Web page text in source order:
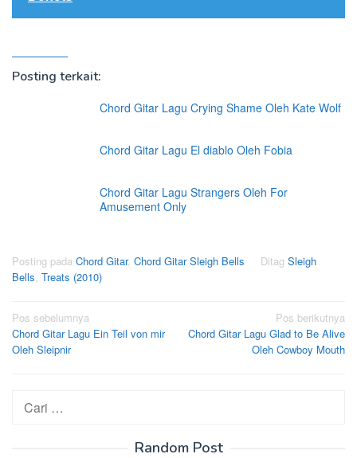
Posting terkait:
Chord Gitar Lagu Crying Shame Oleh Kate Wolf
Chord Gitar Lagu El diablo Oleh Fobia
Chord Gitar Lagu Strangers Oleh For
Amusement Only
Posting pada Chord Gitar, Chord Gitar Sleigh Bells Ditag Sleigh
Bells, Treats (2010)
Navigasi
pos
Pos sebelumnya
Chord Gitar Lagu Ein Teil von mir
Oleh Sleipnir
Pos berikutnya
Chord Gitar Lagu Glad to Be Alive
Oleh Cowboy Mouth
Cari
untuk:
Random Post